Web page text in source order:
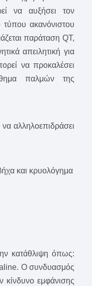
να αυξήσει τον
τύπου ακανόνιστου
παράταση QT,
απειλητική για
να προκαλέσει
παλμών της
αλληλοεπιδράσει
και κρυολόγημα
κατάθλιψη όπως:
Ο συνδυασμός
κίνδυνο εμφάνισης